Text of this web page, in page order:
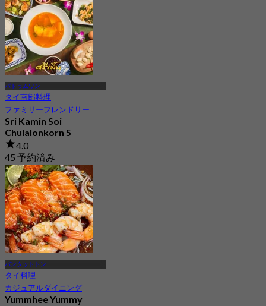
パトゥムワン
タイ南部料理
ファミリーフレンドリー
Sri Kamin Soi
Chulalonkorn 5
4.0
45 予約済み
から฿ 250
バンタットトン
タイ料理
カジュアルダイニング
Yummhee Yummy